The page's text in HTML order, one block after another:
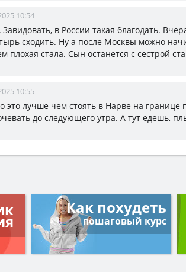
10:54
Завидовать, в России такая благодать.
сходить. Ну а после Москвы можно
плохая стала. Сын останется с сестрой
10:55
это лучше чем стоять в Нарве на границе
до следующего утра. А тут едешь,
Как похудеть
пошаговый курс